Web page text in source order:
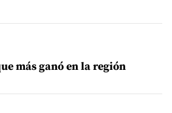
más ganó en la región